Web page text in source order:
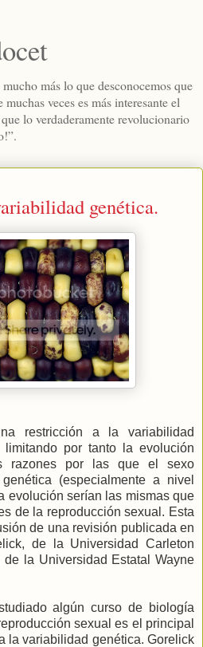
más lo que desconocemos que
veces es más interesante el
lo verdaderamente revolucionario
genética.
restricción a la variabilidad
limitando por tanto la evolución
razones por las que el sexo
(especialmente a nivel
evolución serían las mismas que
de la reproducción sexual. Esta
de una revisión publicada en
de la Universidad Carleton
la Universidad Estatal Wayne
algún curso de biología
sexual es el principal
la variabilidad genética. Gorelick